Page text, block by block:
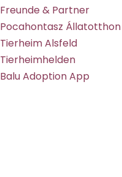
Freunde & Partner
Pocahontasz Állatotthon
Tierheim Alsfeld
Tierheimhelden
Balu Adoption App